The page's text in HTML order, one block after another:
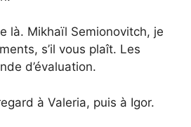
là. Mikhaïl Semionovitch, je
s’il vous plaît. Les
d’évaluation.
à Valeria, puis à Igor.